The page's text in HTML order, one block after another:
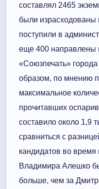
составлял 2465
были израсходованы
поступили в
еще 400 направлены
«Союзпечать»
образом, по мнению
максимальное
прочитавших
составило около 1,9
сравниться с
кандидатов во время
Владимира Алешко
больше, чем за